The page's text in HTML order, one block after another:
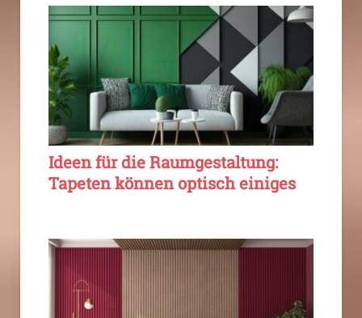
Ideen für die Raumgestaltung:
Tapeten können optisch einiges